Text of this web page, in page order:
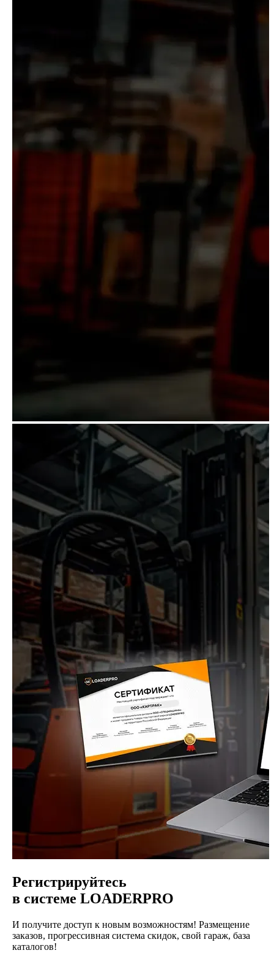
Регистрируйтесь
в системе LOADERPRO
И получите доступ к новым возможностям! Размещение
заказов, прогрессивная система скидок, свой гараж, база
каталогов!